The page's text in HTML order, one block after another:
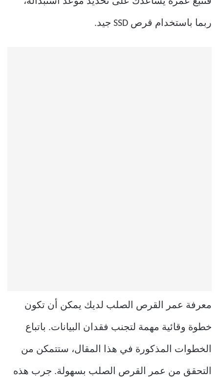
ربما باستخدام قرص SSD جيد.
معرفة عمر القرص الصلب لديك يمكن أن تكون
خطوة وقائية مهمة لتجنب فقدان البيانات. باتباع
الخطوات المذكورة في هذا المقال، ستتمكن من
التحقق من عمر القرص الصلب بسهولة. جرب هذه